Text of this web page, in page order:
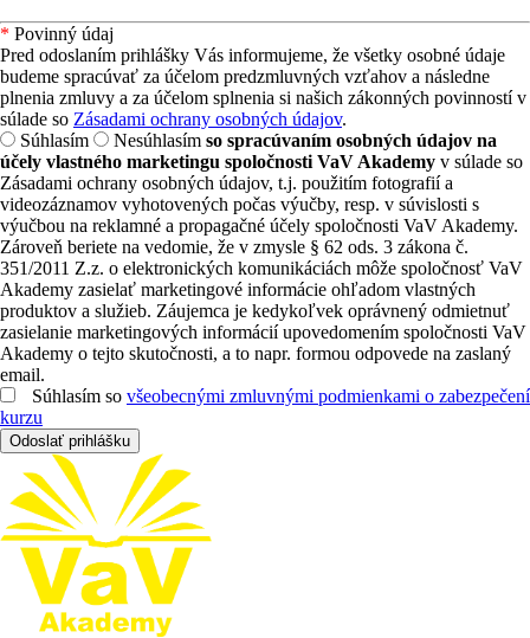
* Povinný údaj
Pred odoslaním prihlášky Vás informujeme, že všetky osobné údaje
budeme spracúvať za účelom predzmluvných vzťahov a následne
plnenia zmluvy a za účelom splnenia si našich zákonných povinností v
súlade so Zásadami ochrany osobných údajov.
Súhlasím
Nesúhlasím so spracúvaním osobných údajov na
účely vlastného marketingu spoločnosti VaV Akademy v súlade so
Zásadami ochrany osobných údajov, t.j. použitím fotografií a
videozáznamov vyhotovených počas výučby, resp. v súvislosti s
výučbou na reklamné a propagačné účely spoločnosti VaV Akademy.
Zároveň beriete na vedomie, že v zmysle § 62 ods. 3 zákona č.
351/2011 Z.z. o elektronických komunikáciách môže spoločnosť VaV
Akademy zasielať marketingové informácie ohľadom vlastných
produktov a služieb. Záujemca je kedykoľvek oprávnený odmietnuť
zasielanie marketingových informácií upovedomením spoločnosti VaV
Akademy o tejto skutočnosti, a to napr. formou odpovede na zaslaný
email.
Súhlasím so všeobecnými zmluvnými podmienkami o zabezpečení
kurzu
Odoslať prihlášku